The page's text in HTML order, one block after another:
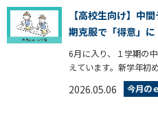
【高校生向け】中
期克服で「得意」に
6月に入り、１学期の
えています。新学年初
れなかった科目に、苦
はないでしょうか。見
ストにつなげていきま
2026.05.06 今月の